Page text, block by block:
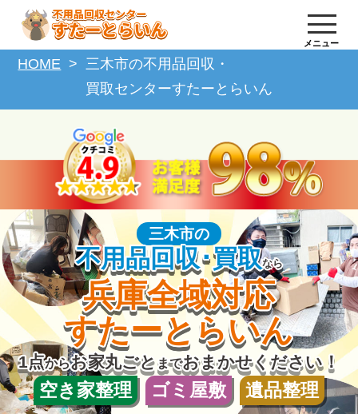
メニュー
HOME
三木市の不用品回収・
買取センターすたーとらいん
三木市の
不用品回収･買取なら
兵庫全域対応
すたーとらいん
1点からお家丸ごとまでおまかせください！
空き家整理 ゴミ屋敷 遺品整理